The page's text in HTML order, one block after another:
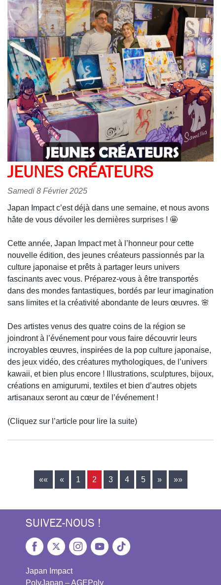
JEUNES CRÉATEURS
Samedi 8 Février 2025
Japan Impact c’est déjà dans une semaine, et nous avons
hâte de vous dévoiler les dernières surprises ! 🤩
Cette année, Japan Impact met à l’honneur pour cette
nouvelle édition, des jeunes créateurs passionnés par la
culture japonaise et prêts à partager leurs univers
fascinants avec vous. Préparez-vous à être transportés
dans des mondes fantastiques, bordés par leur imagination
sans limites et la créativité abondante de leurs œuvres. 🌸
Des artistes venus des quatre coins de la région se
joindront à l’événement pour vous faire découvrir leurs
incroyables œuvres, inspirées de la pop culture japonaise,
des jeux vidéo, des créatures mythologiques, de l’univers
kawaii, et bien plus encore ! Illustrations, sculptures, bijoux,
créations en amigurumi, textiles et bien d’autres objets
artisanaux seront au cœur de l’événement !
(Cliquez sur l’article pour lire la suite)
«« « 1 2 3 4 5 » »»
SUIVEZ-NOUS !
Japan Impact
PolyJapan – AGEPoly